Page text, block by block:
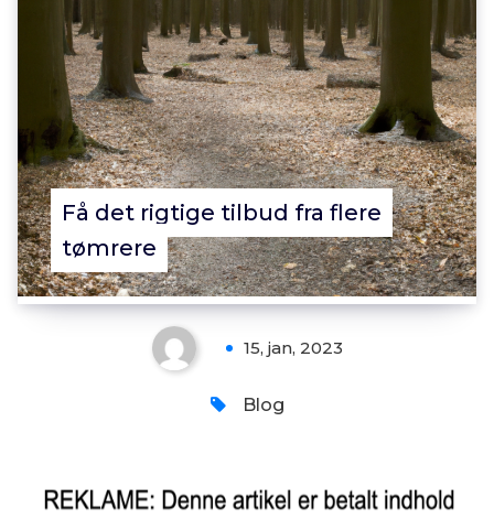
Få det rigtige tilbud fra flere
tømrere
15, jan, 2023
Blog